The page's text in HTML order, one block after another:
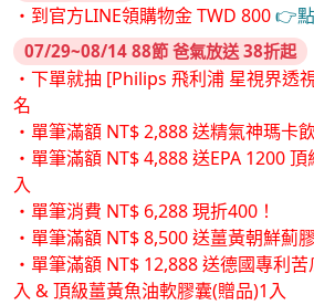
・到官方LINE領購物金 TWD 800👉
07/29~08/14 88節 爸氣放送 38折起
・下單就抽 [Philips 飛利浦 星視界透
名
・單筆滿額 NT$ 2,888 送精氣神瑪卡
・單筆滿額 NT$ 4,888 送EPA 1200
入
・單筆消費 NT$ 6,288 現折400！
・單筆滿額 NT$ 8,500 送薑黃朝鮮薊
・單筆滿額 NT$ 12,888 送德國專利
入 & 頂級薑黃魚油軟膠囊(贈品)1入